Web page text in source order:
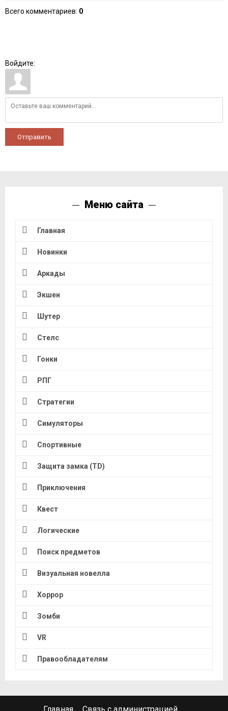
Всего комментариев: 0
Войдите:
Отправить
Меню сайта
Главная
Новинки
Аркады
Экшен
Шутер
Стелс
Гонки
РПГ
Стратегии
Симуляторы
Спортивные
Защита замка (TD)
Приключения
Квест
Логические
Поиск предметов
Визуальная новелла
Хоррор
Зомби
VR
Правообладателям